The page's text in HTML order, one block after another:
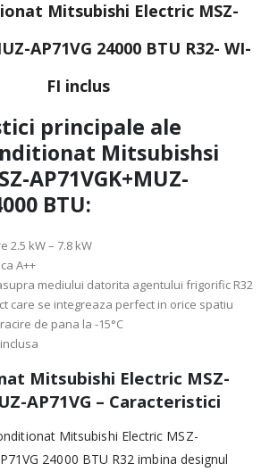
Mitsubishi Electric MSZ-
AP71VG 24000 BTU R32- WI-
FI inclus
principale ale
Mitsubishsi
AP71VGK+MUZ-
BTU:
2.5 kW – 7.8 kW
A++
mediului datorita agentului frigorific R32
care se integreaza perfect in orice spatiu
de pana la -15°C
Mitsubishi Electric MSZ-
AP71VG – Caracteristici
Mitsubishi Electric MSZ-
24000 BTU R32 imbina designul